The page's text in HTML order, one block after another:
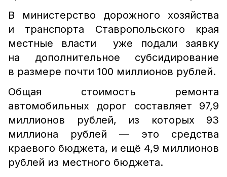
В министерство дорожного хозяйства
и транспорта Ставропольского края
местные власти уже подали заявку
на дополнительное субсидирование
в размере почти 100 миллионов рублей.
Общая стоимость ремонта
автомобильных дорог составляет 97,9
миллионов рублей, из которых 93
миллиона рублей — это средства
краевого бюджета, и ещё 4,9 миллионов
рублей из местного бюджета.